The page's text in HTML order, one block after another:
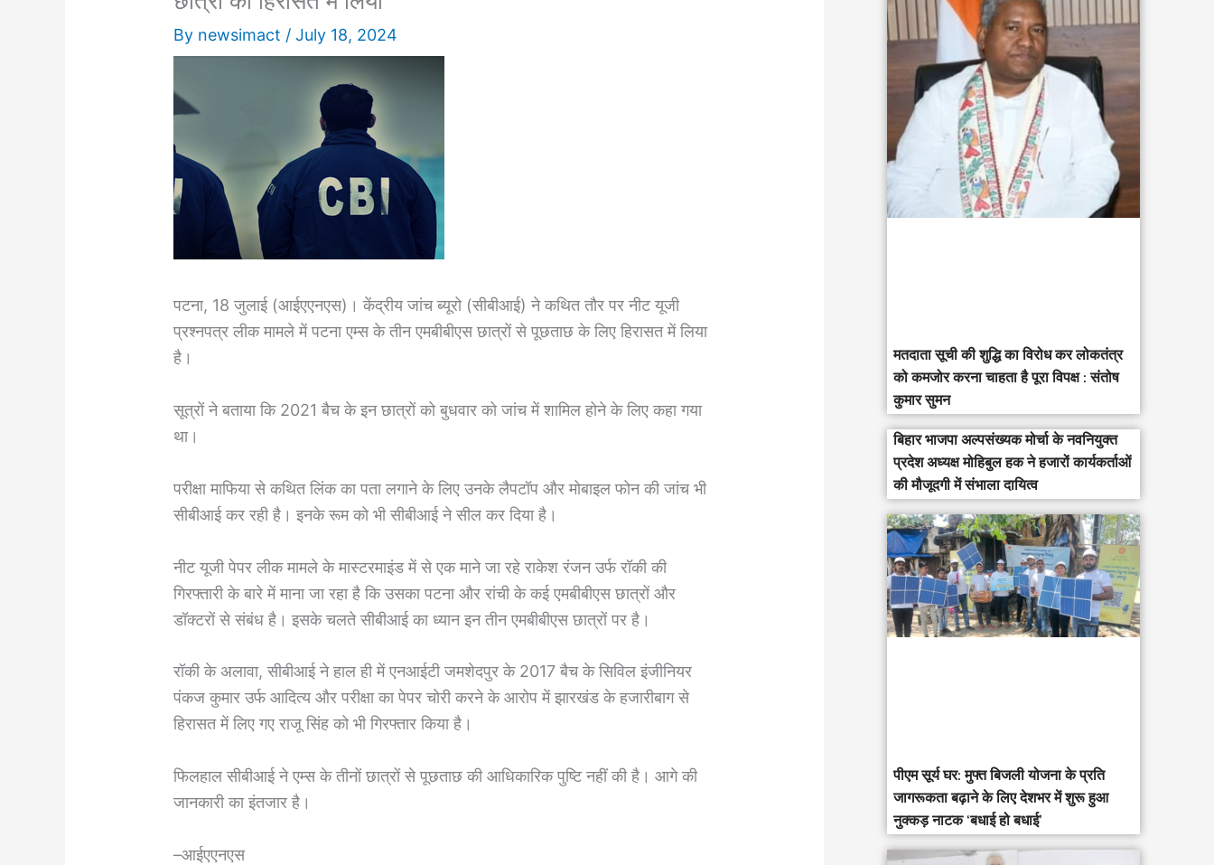
By newsimact /July 18, 2024
पटना, 18 जुलाई (आईएएनएस)। केंद्रीय जांच ब्यूरो (सीबीआई) ने कथित तौर पर नीट यूजी
प्रश्नपत्र लीक मामले में पटना एम्स के तीन एमबीबीएस छात्रों से पूछताछ के लिए हिरासत में लिया
है।
सूत्रों ने बताया कि 2021 बैच के इन छात्रों को बुधवार को जांच में शामिल होने के लिए कहा गया
था।
परीक्षा माफिया से कथित लिंक का पता लगाने के लिए उनके लैपटॉप और मोबाइल फोन की जांच भी
सीबीआई कर रही है। इनके रूम को भी सीबीआई ने सील कर दिया है।
नीट यूजी पेपर लीक मामले के मास्टरमाइंड में से एक माने जा रहे राकेश रंजन उर्फ ​​रॉकी की
गिरफ्तारी के बारे में माना जा रहा है कि उसका पटना और रांची के कई एमबीबीएस छात्रों और
डॉक्टरों से संबंध है। इसके चलते सीबीआई का ध्यान इन तीन एमबीबीएस छात्रों पर है।
रॉकी के अलावा, सीबीआई ने हाल ही में एनआईटी जमशेदपुर के 2017 बैच के सिविल इंजीनियर
पंकज कुमार उर्फ ​​आदित्य और परीक्षा का पेपर चोरी करने के आरोप में झारखंड के हजारीबाग से
हिरासत में लिए गए राजू सिंह को भी गिरफ्तार किया है।
फिलहाल सीबीआई ने एम्स के तीनों छात्रों से पूछताछ की आधिकारिक पुष्टि नहीं की है। आगे की
जानकारी का इंतजार है।
–आईएएनएस
मतदाता सूची की शुद्धि का विरोध कर लोकतंत्र
को कमजोर करना चाहता है पूरा विपक्ष : संतोष
कुमार सुमन
बिहार भाजपा अल्पसंख्यक मोर्चा के नवनियुक्त
प्रदेश अध्यक्ष मोहिबुल हक ने हजारों कार्यकर्ताओं
की मौजूदगी में संभाला दायित्व
पीएम सूर्य घर: मुफ्त बिजली योजना के प्रति
जागरूकता बढ़ाने के लिए देशभर में शुरू हुआ
नुक्कड़ नाटक ‘बधाई हो बधाई’